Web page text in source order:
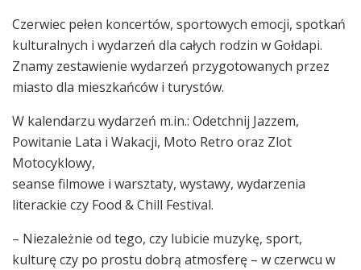
Czerwiec pełen koncertów, sportowych emocji, spotkań
kulturalnych i wydarzeń dla całych rodzin w Gołdapi.
Znamy zestawienie wydarzeń przygotowanych przez
miasto dla mieszkańców i turystów.
W kalendarzu wydarzeń m.in.: Odetchnij Jazzem,
Powitanie Lata i Wakacji, Moto Retro oraz Zlot
Motocyklowy,
seanse filmowe i warsztaty, wystawy, wydarzenia
literackie czy Food & Chill Festival.
– Niezależnie od tego, czy lubicie muzykę, sport,
kulturę czy po prostu dobrą atmosferę – w czerwcu w